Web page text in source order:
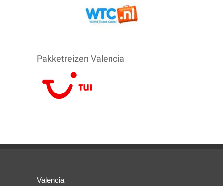
Pakketreizen Valencia
Valencia